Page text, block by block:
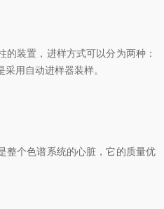
装置，进样方式可以分为两种：
用自动进样器装样。
个色谱系统的心脏，它的质量优